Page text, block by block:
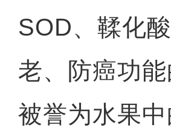
SOD、鞣化
老、防癌功
被誉为水果